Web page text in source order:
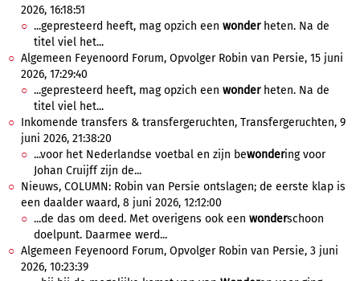
2026, 16:18:51
...gepresteerd heeft, mag opzich een wonderheten. Na de
titel viel het...
Algemeen Feyenoord Forum, Opvolger Robin van Persie, 15 juni
2026, 17:29:40
...gepresteerd heeft, mag opzich een wonderheten. Na de
titel viel het...
Inkomende transfers & transfergeruchten, Transfergeruchten, 9
juni 2026, 21:38:20
...voor het Nederlandse voetbal en zijn bewondering voor
Johan Cruijff zijn de...
Nieuws, COLUMN: Robin van Persie ontslagen; de eerste klap is
een daalder waard, 8 juni 2026, 12:12:00
...de das om deed. Met overigens ook een wonderschoon
doelpunt. Daarmee werd...
Algemeen Feyenoord Forum, Opvolger Robin van Persie, 3 juni
2026, 10:23:39